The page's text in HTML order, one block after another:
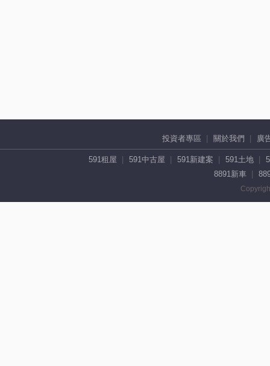
投資者專區 關於我們 廣
591租屋 591中古屋 591新建案 591土地
8891新車